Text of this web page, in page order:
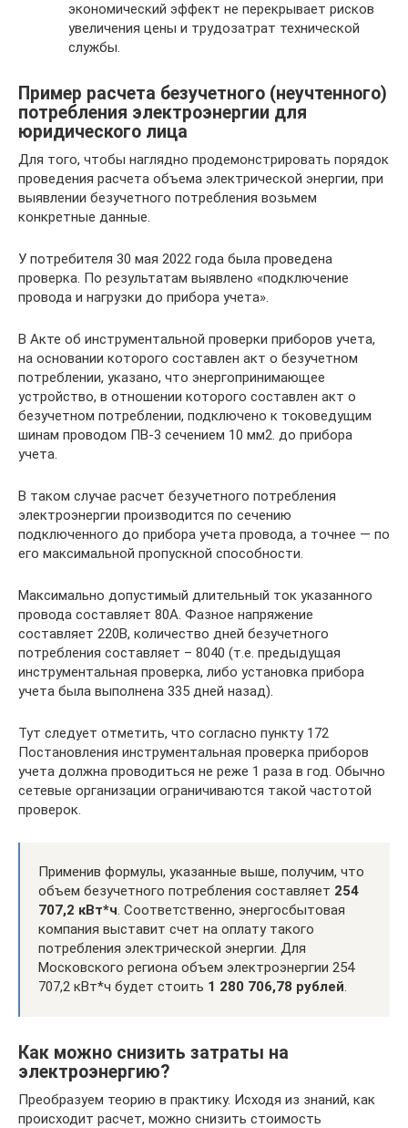
экономический эффект не перекрывает рисков
увеличения цены и трудозатрат технической
службы.
Пример расчета безучетного (неучтенного)
потребления электроэнергии для
юридического лица
Для того, чтобы наглядно продемонстрировать порядок
проведения расчета объема электрической энергии, при
выявлении безучетного потребления возьмем
конкретные данные.
У потребителя 30 мая 2022 года была проведена
проверка. По результатам выявлено «подключение
провода и нагрузки до прибора учета».
В Акте об инструментальной проверки приборов учета,
на основании которого составлен акт о безучетном
потреблении, указано, что энергопринимающее
устройство, в отношении которого составлен акт о
безучетном потреблении, подключено к токоведущим
шинам проводом ПВ-3 сечением 10 мм2. до прибора
учета.
В таком случае расчет безучетного потребления
электроэнергии производится по сечению
подключенного до прибора учета провода, а точнее — по
его максимальной пропускной способности.
Максимально допустимый длительный ток указанного
провода составляет 80А. Фазное напряжение
составляет 220В, количество дней безучетного
потребления составляет – 8040 (т.е. предыдущая
инструментальная проверка, либо установка прибора
учета была выполнена 335 дней назад).
Тут следует отметить, что согласно пункту 172
Постановления инструментальная проверка приборов
учета должна проводиться не реже 1 раза в год. Обычно
сетевые организации ограничиваются такой частотой
проверок.
Применив формулы, указанные выше, получим, что
объем безучетного потребления составляет 254
707,2 кВт*ч. Соответственно, энергосбытовая
компания выставит счет на оплату такого
потребления электрической энергии. Для
Московского региона объем электроэнергии 254
707,2 кВт*ч будет стоить 1 280 706,78 рублей.
Как можно снизить затраты на
электроэнергию?
Преобразуем теорию в практику. Исходя из знаний, как
происходит расчет, можно снизить стоимость